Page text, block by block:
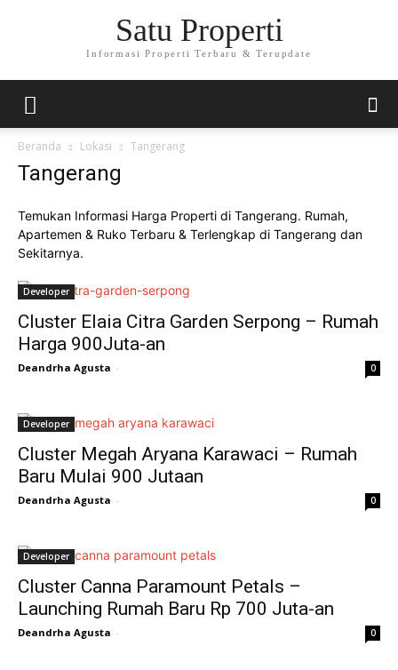
Satu Properti
Informasi Properti Terbaru & Terupdate
Beranda Lokasi Tangerang
Tangerang
Temukan Informasi Harga Properti di Tangerang. Rumah,
Apartemen & Ruko Terbaru & Terlengkap di Tangerang dan
Sekitarnya.
Developer
Cluster Elaia Citra Garden Serpong – Rumah
Harga 900Juta-an
Deandrha Agusta - 0
Developer
Cluster Megah Aryana Karawaci – Rumah
Baru Mulai 900 Jutaan
Deandrha Agusta - 0
Developer
Cluster Canna Paramount Petals –
Launching Rumah Baru Rp 700 Juta-an
Deandrha Agusta - 0